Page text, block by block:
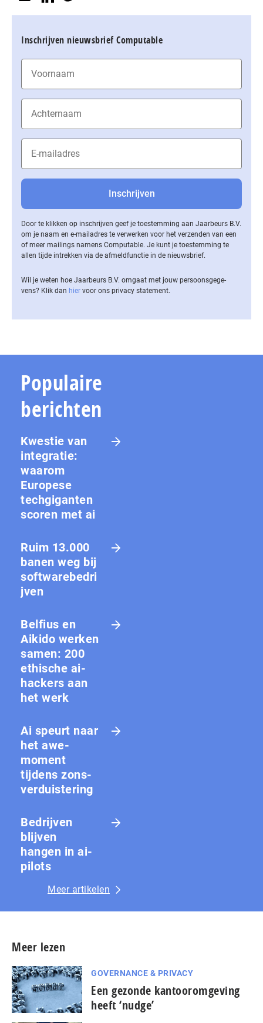
Inschrijven nieuwsbrief Computable
Door te klikken op inschrijven geef je toestemming aan Jaarbeurs B.V.
om je naam en e-mailadres te verwerken voor het verzenden van een
of meer mailings namens Computable. Je kunt je toestemming te
allen tijde intrekken via de af­meld­func­tie in de nieuwsbrief.
Wil je weten hoe Jaarbeurs B.V. omgaat met jouw per­soons­ge­ge­
vens? Klik dan hier voor ons privacy statement.
Populaire
berichten
Kwestie van
integratie:
waarom
Europese
techgiganten
scoren met ai
Ruim 13.000
banen weg bij
softwarebedri
jven
Belfius en
Aikido werken
samen: 200
ethische ai-
hackers aan
het werk
Ai speurt naar
het awe-
moment
tijdens zons­
ver­duis­te­ring
Bedrijven
blijven
hangen in ai-
pilots
Meer artikelen
Meer lezen
GOVERNANCE & PRIVACY
Een gezonde kantooromgeving
heeft ‘nudge’